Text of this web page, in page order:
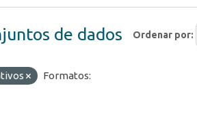
Ordenar por
de dados
Formatos: